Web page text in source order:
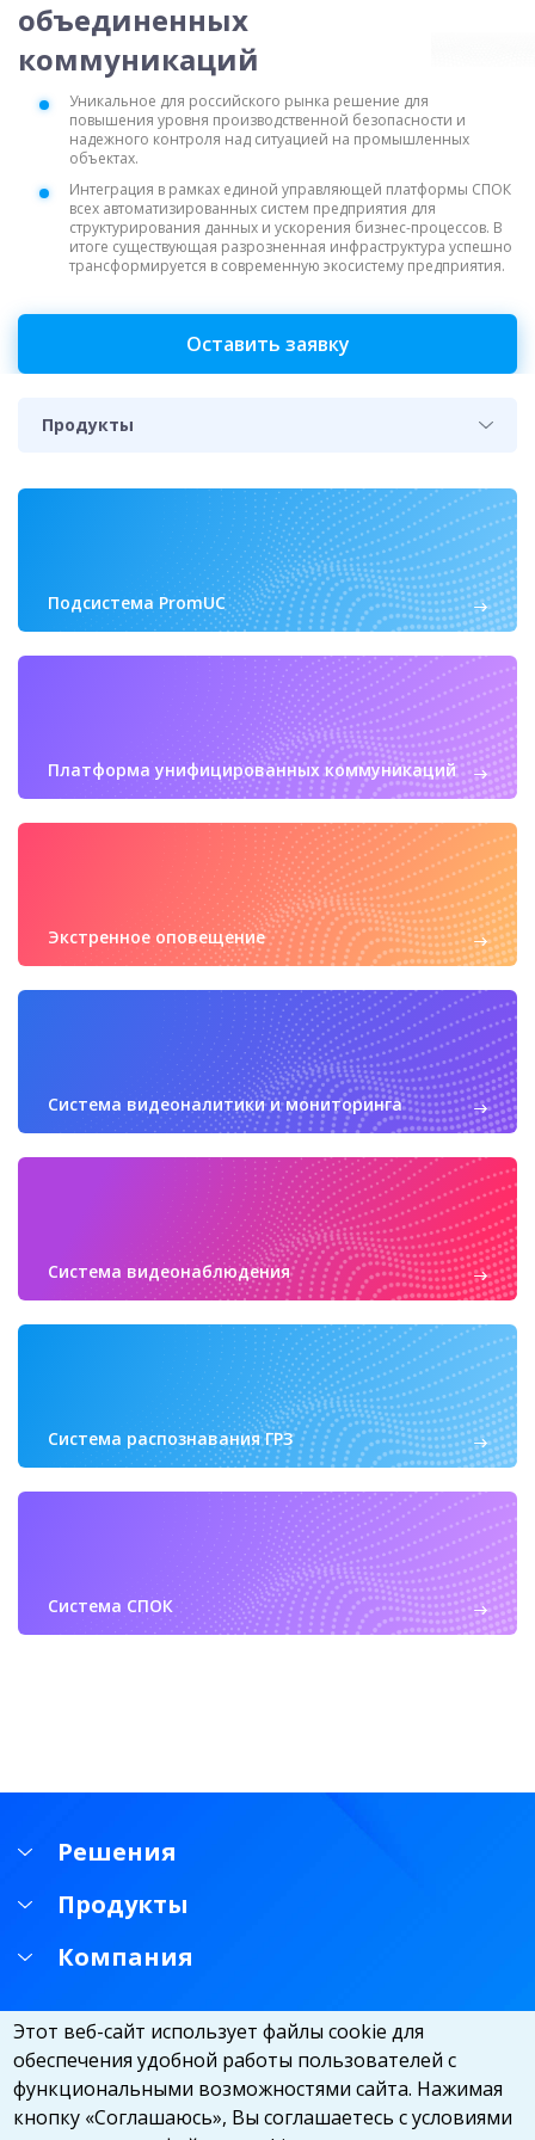
объединенных
коммуникаций
Уникальное для российского рынка решение для
повышения уровня производственной безопасности и
надежного контроля над ситуацией на промышленных
объектах.
Интеграция в рамках единой управляющей платформы СПОК
всех автоматизированных систем предприятия для
структурирования данных и ускорения бизнес-процессов. В
итоге существующая разрозненная инфраструктура успешно
трансформируется в современную экосистему предприятия.
Оставить заявку
Подсистема PromUC
Платформа унифицированных коммуникаций
Экстренное оповещение
Система видеоналитики и мониторинга
Система видеонаблюдения
Система распознавания ГРЗ
Система СПОК
Продукты
Решения
Продукты
Компания
Этот веб-сайт использует файлы cookie для
обеспечения удобной работы пользователей с
функциональными возможностями сайта. Нажимая
кнопку «Соглашаюсь», Вы соглашаетесь с условиями